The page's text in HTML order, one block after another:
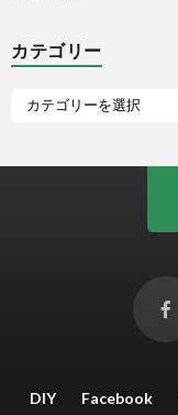
カテゴリー
DIY Facebook